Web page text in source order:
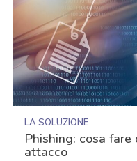
LA SOLUZIONE
Phishing: cosa
attacco